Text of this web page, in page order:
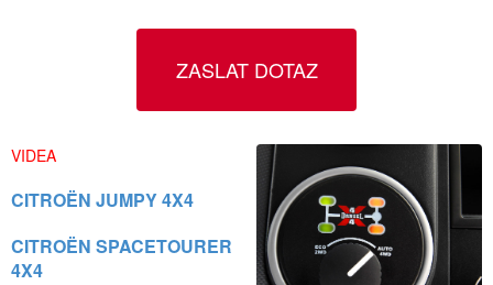
ZASLAT DOTAZ
VIDEA
CITROËN JUMPY 4X4
CITROËN SPACETOURER
4X4